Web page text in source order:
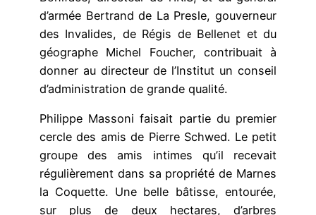
d’armée Bertrand de La Presle, gouverneur
des Invalides, de Régis de Bellenet et du
géographe Michel Foucher, contribuait à
donner au directeur de l’Institut un conseil
d’administration de grande qualité.
Philippe Massoni faisait partie du premier
cercle des amis de Pierre Schwed. Le petit
groupe des amis intimes qu’il recevait
régulièrement dans sa propriété de Marnes
la Coquette. Une belle bâtisse, entourée,
sur plus de deux hectares, d’arbres